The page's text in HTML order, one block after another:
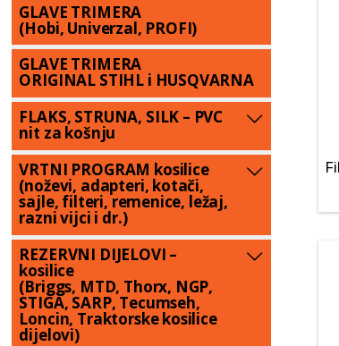
GLAVE TRIMERA
(Hobi, Univerzal, PROFI)
GLAVE TRIMERA
ORIGINAL STIHL i HUSQVARNA
FLAKS, STRUNA, SILK – PVC
nit za košnju
VRTNI PROGRAM kosilice
(noževi, adapteri, kotači,
sajle, filteri, remenice, ležaj,
razni vijci i dr.)
REZERVNI DIJELOVI –
kosilice
(Briggs, MTD, Thorx, NGP,
STIGA, SARP, Tecumseh,
Loncin, Traktorske kosilice
dijelovi)